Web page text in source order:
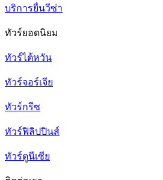
บริการยื่นวีซ่า
ทัวร์ยอดนิยม
ทัวร์ไต้หวัน
ทัวร์จอร์เจีย
ทัวร์กรีซ
ทัวร์ฟิลิปปินส์
ทัวร์ตูนีเซีย